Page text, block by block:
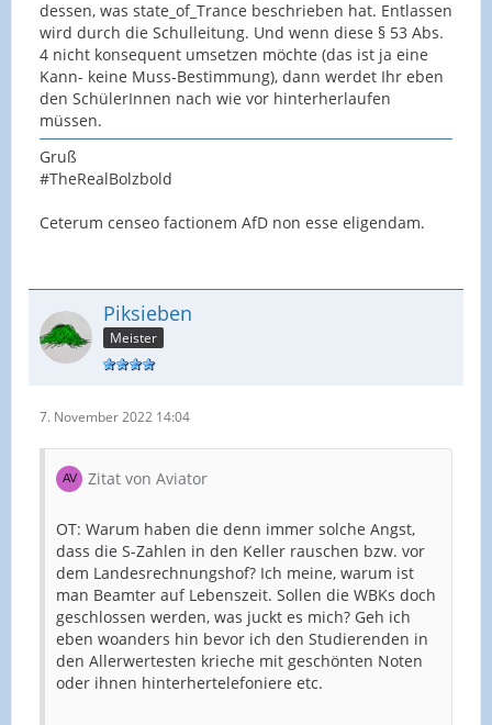
dessen, was state_of_Trance beschrieben hat. Entlassen
wird durch die Schulleitung. Und wenn diese § 53 Abs.
4 nicht konsequent umsetzen möchte (das ist ja eine
Kann- keine Muss-Bestimmung), dann werdet Ihr eben
den SchülerInnen nach wie vor hinterherlaufen
müssen.
Gruß
#TheRealBolzbold
Ceterum censeo factionem AfD non esse eligendam.
Piksieben
Meister
7. November 2022 14:04
Zitat von Aviator
OT: Warum haben die denn immer solche Angst,
dass die S-Zahlen in den Keller rauschen bzw. vor
dem Landesrechnungshof? Ich meine, warum ist
man Beamter auf Lebenszeit. Sollen die WBKs doch
geschlossen werden, was juckt es mich? Geh ich
eben woanders hin bevor ich den Studierenden in
den Allerwertesten krieche mit geschönten Noten
oder ihnen hinterhertelefoniere etc.